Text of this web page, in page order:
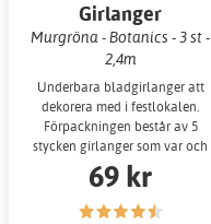
Girlanger
Murgröna - Botanics - 3 st -
2,4m
Underbara bladgirlanger att
dekorera med i festlokalen.
Förpackningen består av 5
stycken girlanger som var och
en är 2 meter lå
69 kr